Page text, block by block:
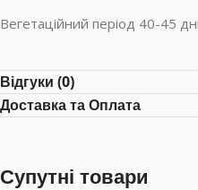
Вегетаційний період 40-45
Відгуки (0)
Доставка та Оплата
Супутні товари